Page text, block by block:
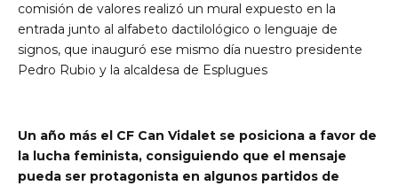
comisión de valores realizó un mural expuesto en la
entrada junto al alfabeto dactilológico o lenguaje de
signos, que inauguró ese mismo día nuestro presidente
Pedro Rubio y la alcaldesa de Esplugues
Un año más el CF Can Vidalet se posiciona a favor de
la lucha feminista, consiguiendo que el mensaje
pueda ser protagonista en algunos partidos de